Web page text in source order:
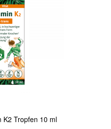
K2 Tropfen 10 ml